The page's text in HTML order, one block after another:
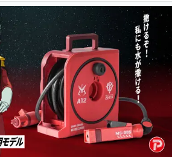
ャア専用ザクⅡ」をイメージした散水ホース
シャアのパーソナルマークやジオン公国軍の
配置